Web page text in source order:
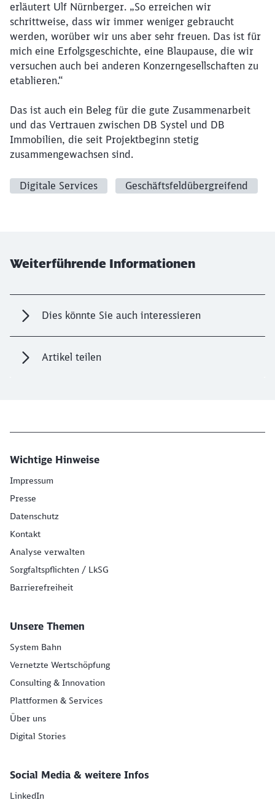
erläutert Ulf Nürnberger. „So erreichen wir
schrittweise, dass wir immer weniger gebraucht
werden, worüber wir uns aber sehr freuen. Das ist für
mich eine Erfolgsgeschichte, eine Blaupause, die wir
versuchen auch bei anderen Konzerngesellschaften zu
etablieren.“
Das ist auch ein Beleg für die gute Zusammenarbeit
und das Vertrauen zwischen DB Systel und DB
Immobilien, die seit Projektbeginn stetig
zusammengewachsen sind.
Digitale Services Geschäftsfeldübergreifend
Weiterführende Informationen
Dies könnte Sie auch interessieren
Artikel teilen
Wichtige Hinweise
Impressum
Presse
Datenschutz
Kontakt
Analyse verwalten
Sorgfaltspflichten / LkSG
Barrierefreiheit
Unsere Themen
System Bahn
Vernetzte Wertschöpfung
Consulting & Innovation
Plattformen & Services
Über uns
Digital Stories
Social Media & weitere Infos
LinkedIn